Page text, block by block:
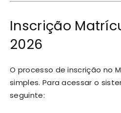
Inscrição
2026
O processo de inscrição no
simples. Para acessar o
seguinte: